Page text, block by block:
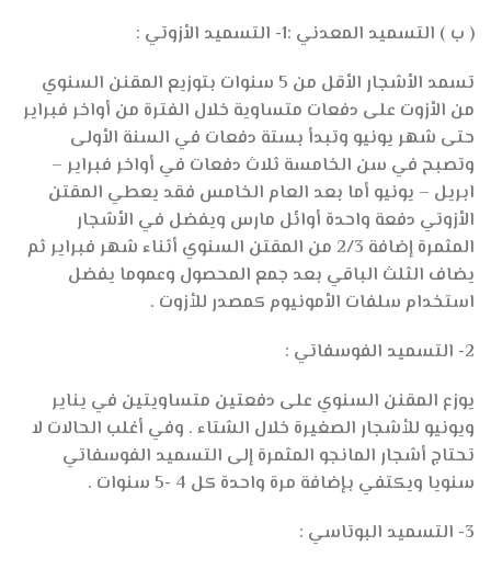
( ب ) التسميد المعدني :1- التسميد الأزوتي :
تسمد الأشجار الأقل من 5 سنوات بتوزيع المقنن السنوي
من الأزوت على دفعات متساوية خلال الفترة من أواخر فبراير
حتى شهر يونيو وتبدأ بستة دفعات في السنة الأولى
وتصبح في سن الخامسة ثلاث دفعات في أواخر فبراير –
ابريل – يونيو أما بعد العام الخامس فقد يعطي المقتن
الأزوتي دفعة واحدة أوائل مارس ويفضل في الأشجار
المثمرة إضافة 2/3 من المقتن السنوي أثناء شهر فبراير ثم
يضاف الثلث الباقي بعد جمع المحصول وعموما يفضل
استخدام سلفات الأمونيوم كمصدر للأزوت .
2- التسميد الفوسفاتي :
يوزع المقنن السنوي على دفعتين متساويتين في يناير
ويونيو للأشجار الصغيرة خلال الشتاء . وفي أغلب الحالات لا
تحتاج أشجار المانجو المثمرة إلى التسميد الفوسفاتي
سنويا ويكتفي بإضافة مرة واحدة كل 4 -5 سنوات .
3- التسميد البوتاسي :